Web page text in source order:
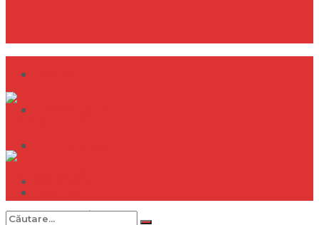
Internațional